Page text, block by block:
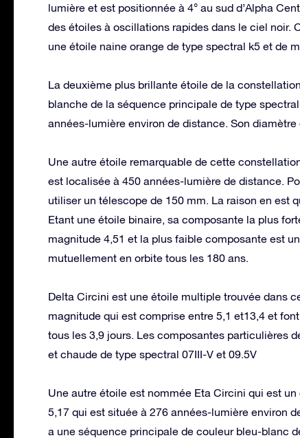
lumière et est positionnée à 4° au sud d’Alpha
des étoiles à oscillations rapides dans le ciel noir.
une étoile naine orange de type spectral k5 et de
La deuxième plus brillante étoile de la
blanche de la séquence principale de type
années-lumière environ de distance. Son
Une autre étoile remarquable de cette
est localisée à 450 années-lumière de distance.
utiliser un télescope de 150 mm. La raison en est
Etant une étoile binaire, sa composante la plus
magnitude 4,51 et la plus faible composante est
mutuellement en orbite tous les 180 ans.
Delta Circini est une étoile multiple trouvée dans
magnitude qui est comprise entre 5,1 et13,4 et
tous les 3,9 jours. Les composantes particulières
et chaude de type spectral 07III-V et 09.5V
Une autre étoile est nommée Eta Circini qui est
5,17 qui est située à 276 années-lumière environ
a une séquence principale de couleur bleu-blanc